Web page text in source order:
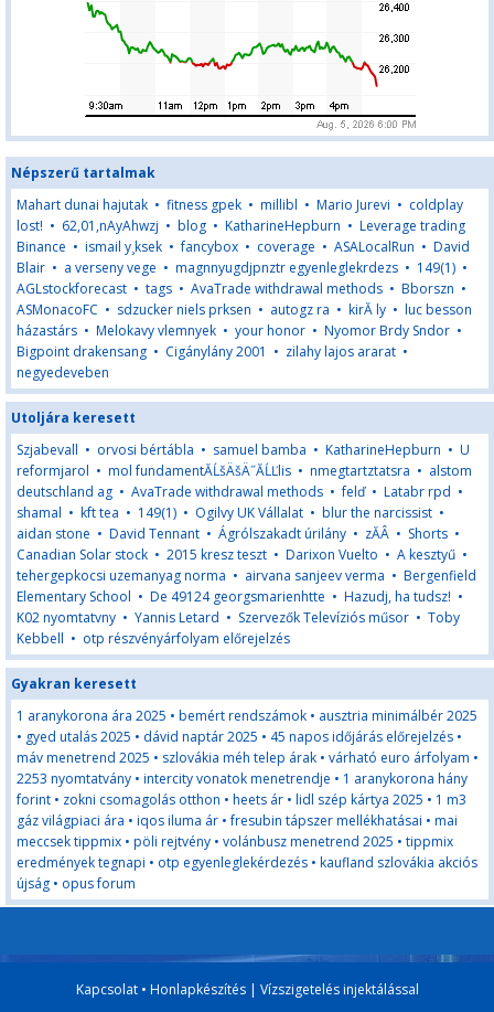
Népszerű tartalmak
Mahart dunai hajutak • fitness gpek • millibl • Mario Jurevi • coldplay
lost! • 62,01,nAyAhwzj • blog • KatharineHepburn • Leverage trading
Binance • ismail y¸ksek •fancybox • coverage • ASALocalRun • David
Blair • a verseny vege • magnnyugdjpnztr egyenleglekrdezs • 149(1) •
AGLstockforecast • tags • AvaTrade withdrawal methods • Bborszn •
ASMonacoFC • sdzucker niels prksen • autogz ra • kirĂ ly • luc besson
házastárs • Melokavy vlemnyek • your honor • Nyomor Brdy Sndor •
Bigpoint drakensang • Cigánylány 2001 • zilahy lajos ararat •
negyedeveben
Utoljára keresett
Szjabevall • orvosi bértábla • samuel bamba • KatharineHepburn • U
reformjarol • mol fundamentĂĹšÄšÄ˝ĂĹĽlis • nmegtartztatsra • alstom
deutschland ag • AvaTrade withdrawal methods •felď• Latabr rpd •
shamal • kft tea • 149(1) • Ogilvy UK Vállalat • blur the narcissist •
aidan stone • David Tennant • Ágrólszakadt úrilány • zĂÂ • Shorts •
Canadian Solar stock • 2015 kresz teszt • Darixon Vuelto • A kesztyű •
tehergepkocsi uzemanyag norma • airvana sanjeev verma • Bergenfield
Elementary School • De 49124 georgsmarienhtte • Hazudj, ha tudsz! •
K02 nyomtatvny • Yannis Letard • Szervezők Televíziós műsor • Toby
Kebbell • otp részvényárfolyam előrejelzés
Gyakran keresett
1 aranykorona ára 2025 • bemért rendszámok • ausztria minimálbér 2025
• gyed utalás 2025 • dávid naptár 2025 • 45 napos időjárás előrejelzés •
máv menetrend 2025 • szlovákia méh telep árak • várható euro árfolyam •
2253 nyomtatvány • intercity vonatok menetrendje • 1 aranykorona hány
forint • zokni csomagolás otthon • heets ár • lidl szép kártya 2025 • 1 m3
gáz világpiaci ára • iqos iluma ár •fresubin tápszer mellékhatásai • mai
meccsek tippmix • pöli rejtvény • volánbusz menetrend 2025 • tippmix
eredmények tegnapi • otp egyenleglekérdezés • kaufland szlovákia akciós
újság • opus forum
Kapcsolat• Honlapkészítés| Vízszigetelés injektálással